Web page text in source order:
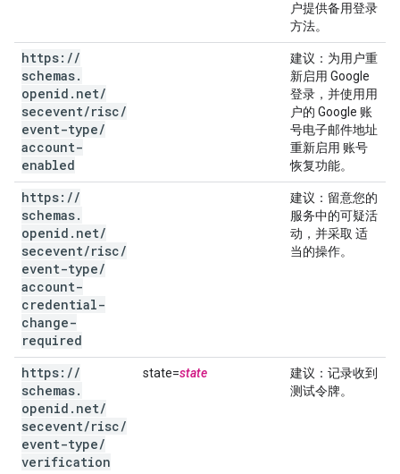
户提供备用登录
方法。
https: //
schemas.
openid . net/
secevent/risc/
event-type/
account-
enabled
建议 ：为用户重
新启用 Google
登录，并使用用
户的 Google 账
号电子邮件地址
重新启用 账号
恢复功能。
https: //
schemas.
openid . net/
secevent/risc/
event-type/
account-
credential-
change-
required
建议 ：留意您的
服务中的可疑活
动，并采取 适
当的操作。
https: //
schemas.
openid . net/
secevent/risc/
event-type/
verification
state=state 建议 ：记录收到
测试令牌。